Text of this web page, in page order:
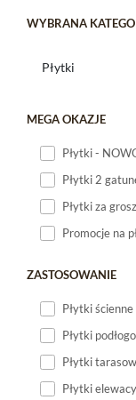
WYBRANA
MEGA OKAZJE
Płytki -
Płytki 2
Płytki za
Promocje na
ZASTOSOWANIE
Płytki ścienne
Płytki
Płytki
Płytki